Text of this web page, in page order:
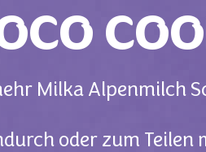
Milka Alpenmilch
oder zum Teilen